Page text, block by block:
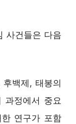
사건들은 다음
후백제, 태봉의
과정에서 중요
연구가 포함